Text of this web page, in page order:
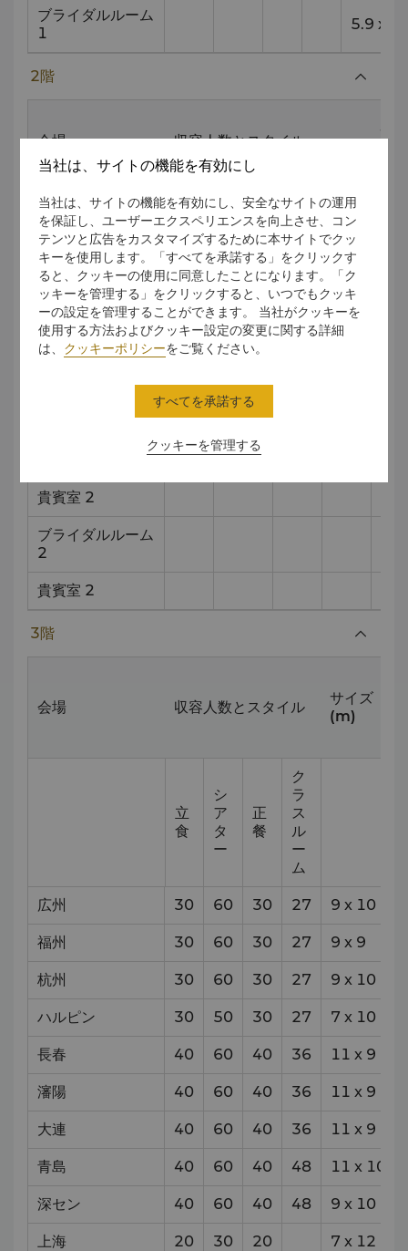
ブライダルルーム
1
5.9 x
2階
会場 収容人数とスタイル
サ
立食
シア
ター
正餐
クラ
スル
ーム
グランドボールル
ーム
900 1800 800 726
グランドボールル
ーム A
300 500 260 242
グランドボールル
300 500
グランドボールル
300 500
貴賓室 2
ブライダルルーム
2
貴賓室 2
3階
会場 収容人数とスタイル
サイズ
(m)
立
食
シ
ア
タ
ー
正
餐
ク
ラ
ス
ル
ー
ム
広州 30 60 30 27 9 x 10
福州 30 60 30 27 9 x 9
杭州 30 60 30 27 9 x 10
ハルピン 30 50 30 27 7 x 10
長春 40 60 40 36 11 x 9
瀋陽 40 60 40 36 11 x 9
大連 40 60 40 36 11 x 9
青島 40 60 40 48 11 x 10
深セン 40 60 40 48 9 x 10
上海 20 30 20 7 x 12
当社は、サイトの機能を有効にし
当社は、サイトの機能を有効にし、安全なサイトの運用
を保証し、ユーザーエクスペリエンスを向上させ、コン
テンツと広告をカスタマイズするために本サイトでクッ
キーを使用します。「すべてを承諾する」をクリックす
ると、クッキーの使用に同意したことになります。「ク
ッキーを管理する」をクリックすると、いつでもクッキ
ーの設定を管理することができます。 当社がクッキーを
使用する方法およびクッキー設定の変更に関する詳細
は、 クッキーポリシーをご覧ください。
クッキーを管理する
すべてを承諾する